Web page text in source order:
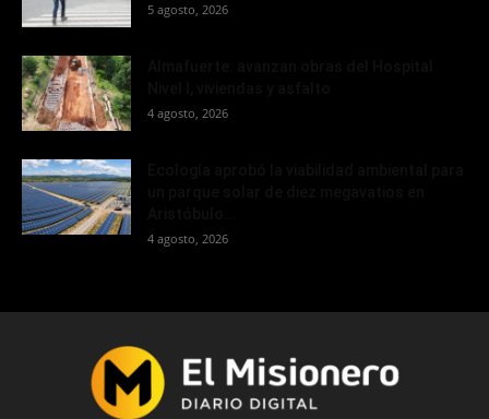
5 agosto, 2026
4 agosto, 2026
4 agosto, 2026